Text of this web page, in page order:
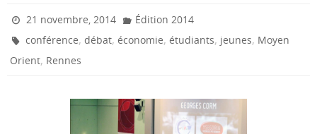
21 novembre, 2014
Édition 2014
conférence,débat,économie,étudiants, jeunes, Moyen
Orient, Rennes